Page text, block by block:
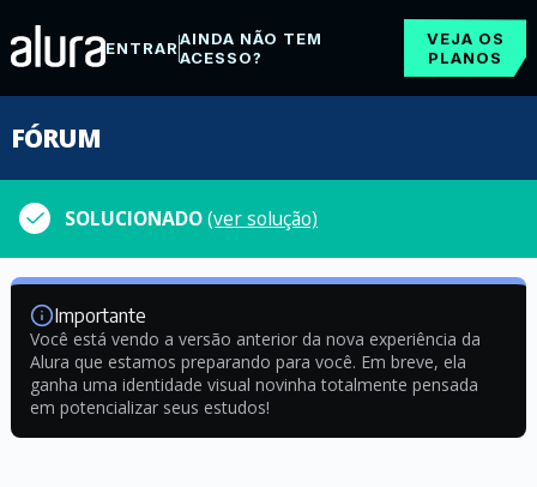
ENTRARAINDA NÃO TEM
ACESSO?
VEJA OS
PLANOS
FÓRUM
SOLUCIONADO(ver solução)
Importante
Você está vendo a versão anterior da nova experiência da
Alura que estamos preparando para você. Em breve, ela
ganha uma identidade visual novinha totalmente pensada
em potencializar seus estudos!